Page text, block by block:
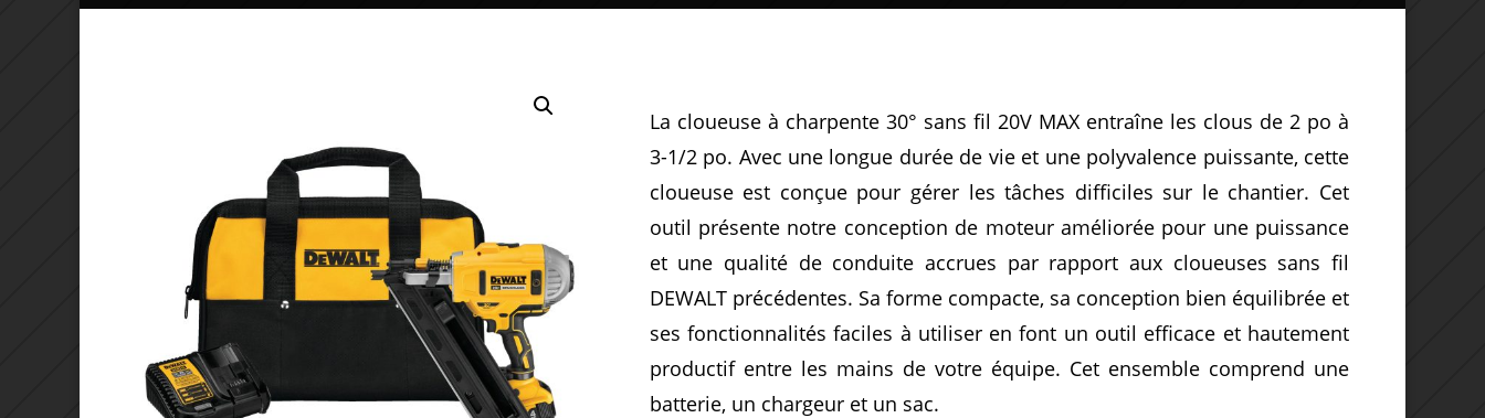
La cloueuse à charpente 30° sans fil 20V MAX entraîne les clous de 2 po à
3-1/2 po. Avec une longue durée de vie et une polyvalence puissante, cette
cloueuse est conçue pour gérer les tâches difficiles sur le chantier. Cet
outil présente notre conception de moteur améliorée pour une puissance
et une qualité de conduite accrues par rapport aux cloueuses sans fil
DEWALT précédentes. Sa forme compacte, sa conception bien équilibrée et
ses fonctionnalités faciles à utiliser en font un outil efficace et hautement
productif entre les mains de votre équipe. Cet ensemble comprend une
batterie, un chargeur et un sac.